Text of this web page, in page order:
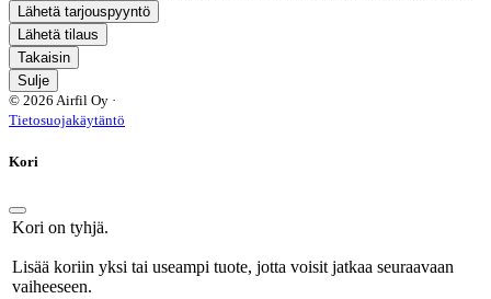
Lähetä tarjouspyyntö
Lähetä tilaus
Takaisin
Sulje
© 2026 Airfil Oy ·
Tietosuojakäytäntö
Kori
Kori on tyhjä.
Lisää koriin yksi tai useampi tuote, jotta voisit jatkaa seuraavaan
vaiheeseen.